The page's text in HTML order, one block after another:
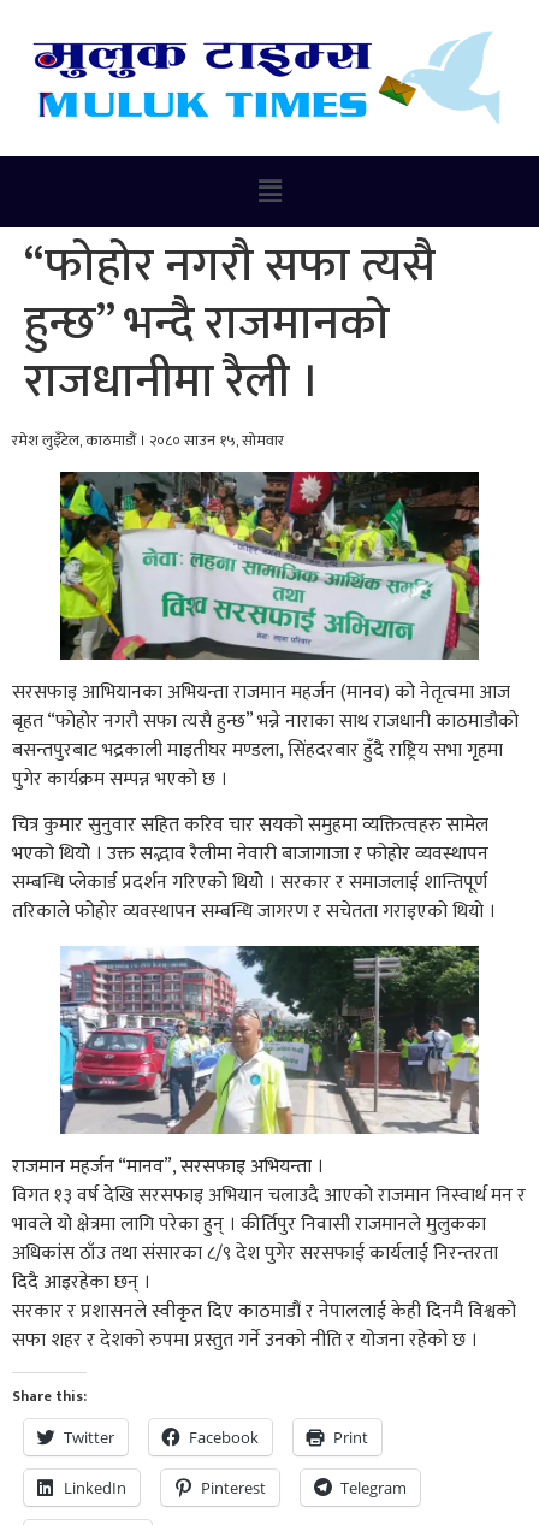
“फोहोर नगरौ सफा त्यसै
हुन्छ” भन्दै राजमानको
राजधानीमा रैली ।
रमेश लुइँटेल, काठमाडौं । २०८० साउन १५, सोमवार
सरसफाइ आभियानका अभियन्ता राजमान महर्जन (मानव) को नेतृत्वमा आज
बृहत “फोहोर नगरौ सफा त्यसै हुन्छ” भन्ने नाराका साथ राजधानी काठमाडौको
बसन्तपुरबाट भद्रकाली माइतीघर मण्डला, सिंहदरबार हुँदै राष्ट्रिय सभा गृहमा
पुगेर कार्यक्रम सम्पन्न भएको छ ।
चित्र कुमार सुनुवार सहित करिव चार सयको समुहमा व्यक्तित्वहरु सामेल
भएको थियोे । उक्त सद्भाव रैलीमा नेवारी बाजागाजा र फोहोर व्यवस्थापन
सम्बन्धि प्लेकार्ड प्रदर्शन गरिएको थियोे । सरकार र समाजलाई शान्तिपूर्ण
तरिकाले फोहोर व्यवस्थापन सम्बन्धि जागरण र सचेतता गराइएको थियो ।
राजमान महर्जन “मानव”, सरसफाइ अभियन्ता ।
विगत १३ वर्ष देखि सरसफाइ अभियान चलाउदै आएको राजमान निस्वार्थ मन र
भावले यो क्षेत्रमा लागि परेका हुन् । कीर्तिपुर निवासी राजमानले मुलुकका
अधिकांस ठाँउ तथा संसारका ८/९ देश पुगेर सरसफाई कार्यलाई निरन्तरता
दिदै आइरहेका छन् ।
सरकार र प्रशासनले स्वीकृत दिए काठमाडौं र नेपाललाई केही दिनमै विश्वको
सफा शहर र देशको रुपमा प्रस्तुत गर्ने उनको नीति र योजना रहेको छ ।
Share this:
Twitter Facebook Print
LinkedIn Pinterest Telegram